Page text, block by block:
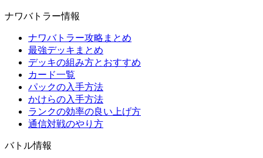
ナワバトラー情報
ナワバトラー攻略まとめ
最強デッキまとめ
デッキの組み方とおすすめ
カード一覧
パックの入手方法
かけらの入手方法
ランクの効率の良い上げ方
通信対戦のやり方
バトル情報